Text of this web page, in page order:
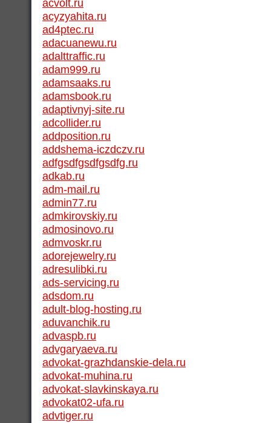
acvolt.ru
acyzyahita.ru
ad4ptec.ru
adacuanewu.ru
adalttraffic.ru
adam999.ru
adamsaaks.ru
adamsbook.ru
adaptivnyj-site.ru
adcollider.ru
addposition.ru
addshema-iczdczv.ru
adfgsdfgsdfgsdfg.ru
adkab.ru
adm-mail.ru
admin77.ru
admkirovskiy.ru
admosinovo.ru
admvoskr.ru
adorejewelry.ru
adresulibki.ru
ads-servicing.ru
adsdom.ru
adult-blog-hosting.ru
aduvanchik.ru
advaspb.ru
advgaryaeva.ru
advokat-grazhdanskie-dela.ru
advokat-muhina.ru
advokat-slavkinskaya.ru
advokat02-ufa.ru
advtiger.ru